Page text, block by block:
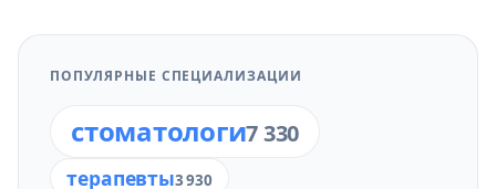
ПОПУЛЯРНЫЕ СПЕЦИАЛИЗАЦИИ
стоматологи7 330
терапевты3 930